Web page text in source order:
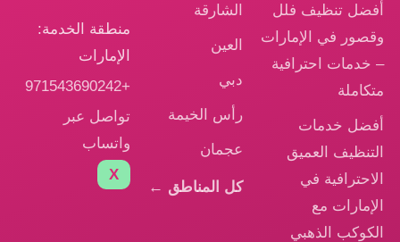
أفضل تنظيف فلل
وقصور في الإمارات
– خدمات احترافية
متكاملة
أفضل خدمات
التنظيف العميق
الاحترافية في
الإمارات مع
الكوكب الذهبي
الشارقة
العين
دبي
رأس الخيمة
عجمان
كل المناطق ←
منطقة الخدمة:
الإمارات
+971543690242
تواصل عبر
واتساب
X